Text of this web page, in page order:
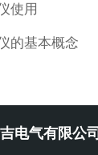
使用
的基本概念
电气有限公司